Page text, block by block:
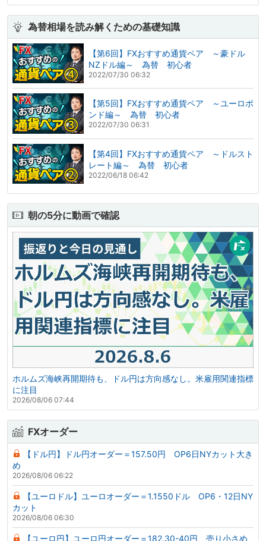
為替相場を読み解くための基礎知識
【第6回】FXおすすめ通貨ペア ～豪ドル
NZドル編～ 為替 初心者
2022/07/30 06:32
【第5回】FXおすすめ通貨ペア ～ユーロポ
ンド編～ 為替 初心者
2022/07/30 06:31
【第4回】FXおすすめ通貨ペア ～ドルスト
レート編～ 為替 初心者
2022/06/18 06:42
朝の5分に動画で確認
ホルムズ海峡再開期待も、ドル円は方向感なし。米雇用関連指標
に注目
2026/08/06 07:44
FXオーダー
【ドル円】ドル円オーダー＝157.50円 OP6日NYカット大き
め
2026/08/06 06:22
【ユーロドル】ユーロオーダー＝1.1550ドル OP6・12日NY
カット
2026/08/06 06:30
【ユーロ円】ユーロ円オーダー＝182.30-40円 売り小さめ